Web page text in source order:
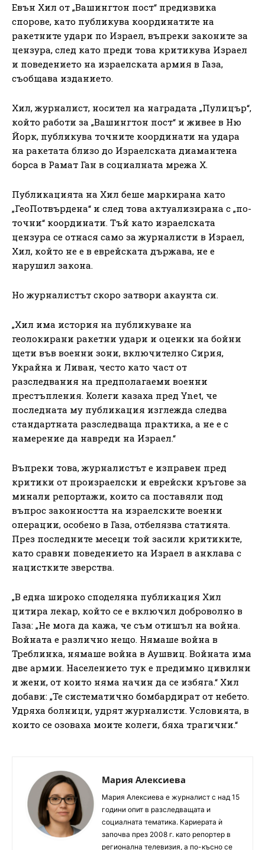
Евън Хил от „Вашингтон пост“ предизвика
спорове, като публикува координатите на
ракетните удари по Израел, въпреки законите за
цензура, след като преди това критикува Израел
и поведението на израелската армия в Газа,
съобщава изданието.
Хил, журналист, носител на наградата „Пулицър“,
който работи за „Вашингтон пост“ и живее в Ню
Йорк, публикува точните координати на удара
на ракетата близо до Израелската диамантена
борса в Рамат Ган в социалната мрежа X.
Публикацията на Хил беше маркирана като
„ГеоПотвърдена“ и след това актуализирана с „по-
точни“ координати. Тъй като израелската
цензура се отнася само за журналисти в Израел,
Хил, който не е в еврейската държава, не е
нарушил закона.
Но журналистът скоро затвори акаунта си.
„Хил има история на публикуване на
геолокирани ракетни удари и оценки на бойни
щети във военни зони, включително Сирия,
Украйна и Ливан, често като част от
разследвания на предполагаеми военни
престъпления. Колеги казаха пред Ynet, че
последната му публикация изглежда следва
стандартната разследваща практика, а не е с
намерение да навреди на Израел.“
Въпреки това, журналистът е изправен пред
критики от произраелски и еврейски кръгове за
минали репортажи, които са поставяли под
въпрос законността на израелските военни
операции, особено в Газа, отбелязва статията.
През последните месеци той засили критиките,
като сравни поведението на Израел в анклава с
нацистките зверства.
„В една широко споделяна публикация Хил
цитира лекар, който се е включил доброволно в
Газа: „Не мога да кажа, че съм отишъл на война.
Войната е различно нещо. Нямаше война в
Треблинка, нямаше война в Аушвиц. Войната има
две армии. Населението тук е предимно цивилни
и жени, от които няма начин да се избяга.“ Хил
добави: „Те систематично бомбардират от небето.
Удряха болници, удрят журналисти. Условията, в
които се озоваха моите колеги, бяха трагични.“
Мария Алексиева
Мария Алексиева е журналист с над 15
години опит в разследващата и
социалната тематика. Кариерата ѝ
започва през 2008 г. като репортер в
регионална телевизия, а по-късно се